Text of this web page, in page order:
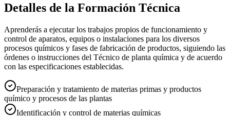
Detalles de la Formación Técnica
Aprenderás a ejecutar los trabajos propios de funcionamiento y
control de aparatos, equipos o instalaciones para los diversos
procesos químicos y fases de fabricación de productos, siguiendo las
órdenes o instrucciones del Técnico de planta química y de acuerdo
con las especificaciones establecidas.
Preparación y tratamiento de materias primas y productos
químico y procesos de las plantas
Identificación y control de materias químicas